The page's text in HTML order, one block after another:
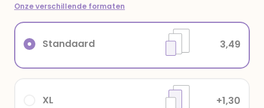
Onze verschillende formaten
XL +1,30
Standaard 3,49